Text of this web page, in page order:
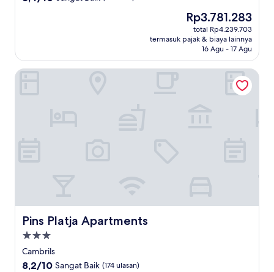
ulasan)
Harga
sekarang
Rp3.781.283
Rp3.781.283
total Rp4.239.703
termasuk pajak & biaya lainnya
16 Agu - 17 Agu
Pins Platja Apartments
Pins Platja Apartments
Properti
bintang
3.0
Cambrils
8.2
8,2/10 Sangat Baik (174 ulasan)
Pins Platja Apartments